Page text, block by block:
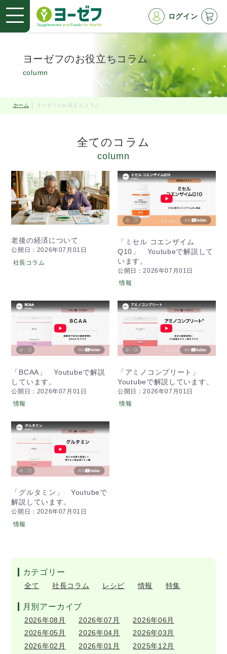
ログイン
ヨーゼフのお役立ちコラム
column
ホーム ヨーゼフのお役立ちコラム
全てのコラム
column
老後の経済について
公開日：2026年07月01日
社長コラム
「ミセル コエンザイム
Q10」 Youtubeで解説して
います。
公開日：2026年07月01日
情報
「BCAA」 Youtubeで解説
しています。
公開日：2026年07月01日
情報
「アミノコンプリート」
Youtubeで解説しています。
公開日：2026年07月01日
情報
「グルタミン」 Youtubeで
解説しています。
公開日：2026年07月01日
情報
カテゴリー
全て 社長コラム レシピ 情報 特集
月別アーカイブ
2026年08月 2026年07月
2026年06月
2026年05月
2026年04月
2026年03月
2026年02月
2026年01月
2025年12月